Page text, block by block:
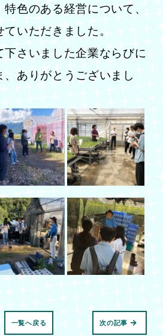
特色のある経営について、
ていただきました。
下さいました企業ならびに
、ありがとうございまし
次の記事
一覧へ戻る